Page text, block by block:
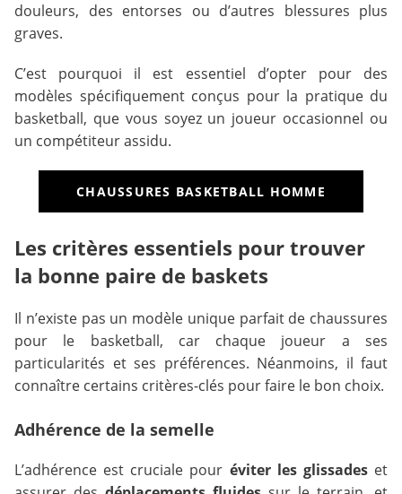
douleurs, des entorses ou d’autres blessures plus
graves.
C’est pourquoi il est essentiel d’opter pour des
modèles spécifiquement conçus pour la pratique du
basketball, que vous soyez un joueur occasionnel ou
un compétiteur assidu.
CHAUSSURES BASKETBALL HOMME
Les critères essentiels pour trouver
la bonne paire de baskets
Il n’existe pas un modèle unique parfait de chaussures
pour le basketball, car chaque joueur a ses
particularités et ses préférences. Néanmoins, il faut
connaître certains critères-clés pour faire le bon choix.
Adhérence de la semelle
L’adhérence est cruciale pour éviter les glissadeset